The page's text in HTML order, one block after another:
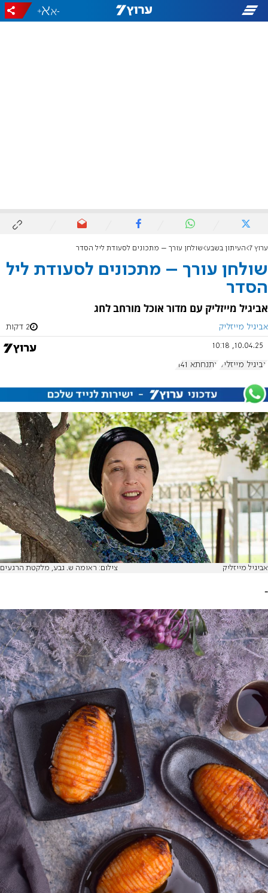
-
+
ערוץ 7 העיתון בשבע שולחן עורך – מתכונים לסעודת ליל הסדר
שולחן עורך – מתכונים לסעודת ליל
הסדר
אביגיל מייזליק עם מדור אוכל מורחב לחג
אביגיל מייזליק 2 דקות
10.04.25, 10:18
אביגיל מייזליק אתנחתא 1141
אביגיל מייזליק צילום: ראומה ש. גבע, מלקטת הרגעים
-